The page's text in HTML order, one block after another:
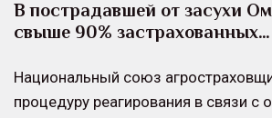
В пострадавшей от засухи
свыше 90% застрахованных…
Национальный союз
процедуру реагирования в связи с